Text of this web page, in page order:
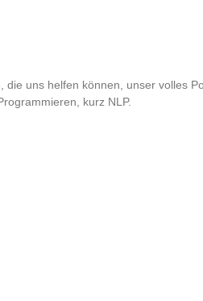
uns helfen können, unser volles
kurz NLP.